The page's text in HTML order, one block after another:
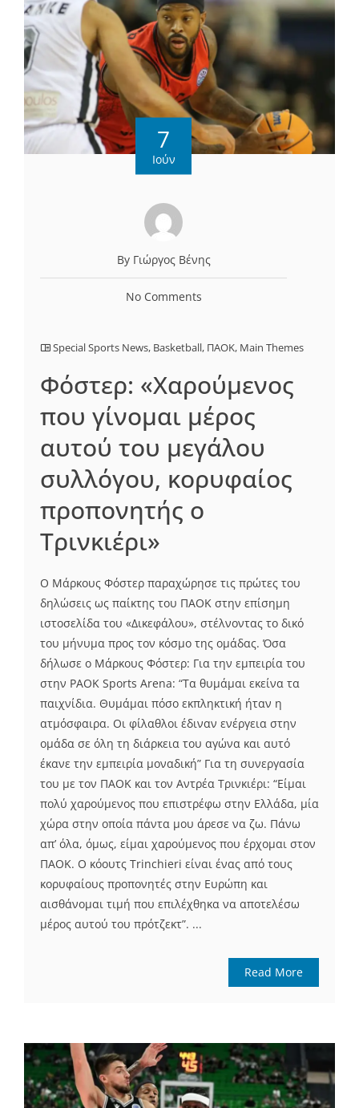
7
Ιούν
By Γιώργος Βένης
No Comments
Special Sports News, Basketball, ΠΑΟΚ, Main Themes
Φόστερ: «Χαρούμενος
που γίνομαι μέρος
αυτού του μεγάλου
συλλόγου, κορυφαίος
προπονητής ο
Τρινκιέρι»
Ο Μάρκους Φόστερ παραχώρησε τις πρώτες του
δηλώσεις ως παίκτης του ΠΑΟΚ στην επίσημη
ιστοσελίδα του «Δικεφάλου», στέλνοντας το δικό
του μήνυμα προς τον κόσμο της ομάδας. Όσα
δήλωσε ο Μάρκους Φόστερ: Για την εμπειρία του
στην PAOK Sports Arena: “Τα θυμάμαι εκείνα τα
παιχνίδια. Θυμάμαι πόσο εκπληκτική ήταν η
ατμόσφαιρα. Οι φίλαθλοι έδιναν ενέργεια στην
ομάδα σε όλη τη διάρκεια του αγώνα και αυτό
έκανε την εμπειρία μοναδική” Για τη συνεργασία
του με τον ΠΑΟΚ και τον Αντρέα Τρινκιέρι: “Είμαι
πολύ χαρούμενος που επιστρέφω στην Ελλάδα, μία
χώρα στην οποία πάντα μου άρεσε να ζω. Πάνω
απ’ όλα, όμως, είμαι χαρούμενος που έρχομαι στον
ΠΑΟΚ. Ο κόουτς Trinchieri είναι ένας από τους
κορυφαίους προπονητές στην Ευρώπη και
αισθάνομαι τιμή που επιλέχθηκα να αποτελέσω
μέρος αυτού του πρότζεκτ”. ...
Read More